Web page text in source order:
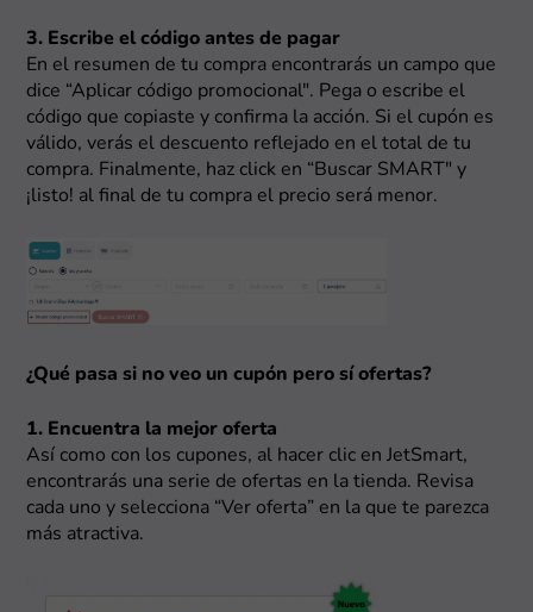
3. Escribe el código antes de pagar
En el resumen de tu compra encontrarás un campo que
dice “Aplicar código promocional". Pega o escribe el
código que copiaste y confirma la acción. Si el cupón es
válido, verás el descuento reflejado en el total de tu
compra. Finalmente, haz click en “Buscar SMART" y
¡listo! al final de tu compra el precio será menor.
¿Qué pasa si no veo un cupón pero sí ofertas?
1. Encuentra la mejor oferta
Así como con los cupones, al hacer clic en JetSmart,
encontrarás una serie de ofertas en la tienda. Revisa
cada uno y selecciona “Ver oferta” en la que te parezca
más atractiva.